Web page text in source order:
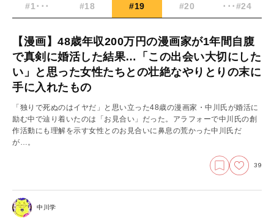
#1･･･ #18 #19 #20 ･･･#24
【漫画】48歳年収200万円の漫画家が1年間自腹
で真剣に婚活した結果…「この出会い大切にした
い」と思った女性たちとの壮絶なやりとりの末に
手に入れたもの
「独りで死ぬのはイヤだ」と思い立った48歳の漫画家・中川氏が婚活に
励む中で辿り着いたのは「お見合い」だった。アラフォーで中川氏の創
作活動にも理解を示す女性とのお見合いに鼻息の荒かった中川氏だ
が…。
39
中川学